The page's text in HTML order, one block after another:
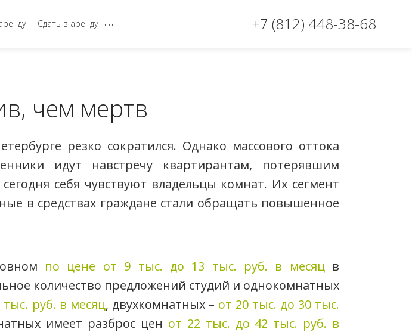
Сдать в аренду ... +7 (812) 448-38-68
чем мертв
резко сократился. Однако массового оттока
идут навстречу квартирантам, потерявшим
себя чувствуют владельцы комнат. Их сегмент
в средствах граждане стали обращать повышенное
по цене от 9 тыс. до 13 тыс. руб. в месяцв
количество предложений студий и однокомнатных
руб. в месяц, двухкомнатных – от 20 тыс. до 30 тыс.
имеет разброс цен от 22 тыс. до 42 тыс. руб. в